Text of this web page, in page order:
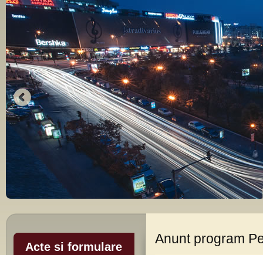
Acte si formulare
Anunt program